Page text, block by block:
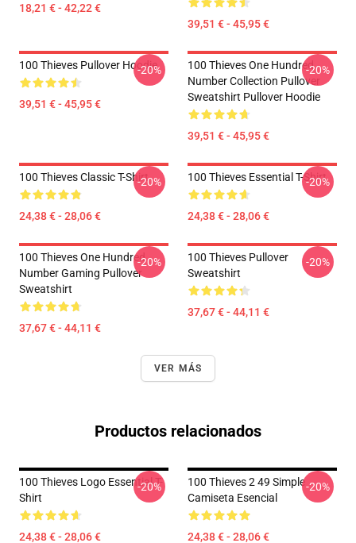
18,21 € - 42,22 €
39,51 € - 45,95 €
100 Thieves Pullover Hoodie
39,51 € - 45,95 €
-20%
100 Thieves One Hundred
Number Collection Pullover
Sweatshirt Pullover Hoodie
39,51 € - 45,95 €
-20%
100 Thieves Classic T-Shirt
24,38 € - 28,06 €
-20% 100 Thieves Essential T-Shirt
24,38 € - 28,06 €
-20%
100 Thieves One Hundred
Number Gaming Pullover
Sweatshirt
37,67 € - 44,11 €
-20%
100 Thieves Pullover
Sweatshirt
37,67 € - 44,11 €
-20%
VER MÁS
Productos relacionados
100 Thieves Logo Essential T-
Shirt
24,38 € - 28,06 €
-20%
100 Thieves 2 49 Simple
Camiseta Esencial
24,38 € - 28,06 €
-20%